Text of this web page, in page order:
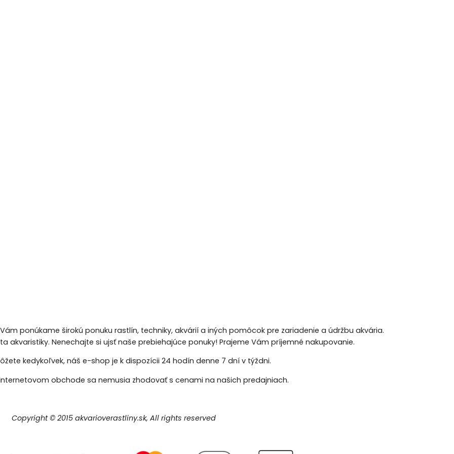
Vám ponúkame širokú ponuku rastlín, techniky, akvárií a iných pomôcok pre zariadenie a údržbu akvária.
akvaristiky. Nenechajte si ujsť naše prebiehajúce ponuky! Prajeme Vám príjemné nakupovanie.
kedykoľvek, náš e-shop je k dispozícii 24 hodín denne 7 dní v týždni.
obchode sa nemusia zhodovať s cenami na našich predajniach.
Copyright © 2015 akvarioverastliny.sk, All rights reserved